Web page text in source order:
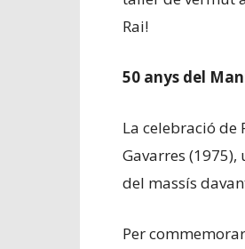
Rai!
50 anys del
La celebració de
Gavarres
del massís
Per